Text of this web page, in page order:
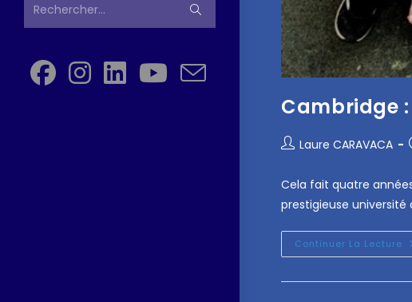
Rechercher…
Cambridge
Laure CARAVACA
Cela fait quatre
prestigieuse université
Continuer La Lecture